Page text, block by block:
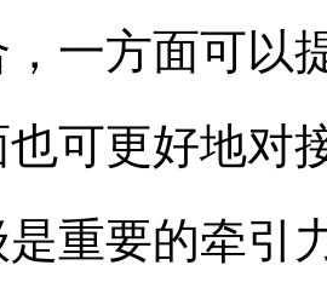
一方面可以
可更好地对
是重要的牵引